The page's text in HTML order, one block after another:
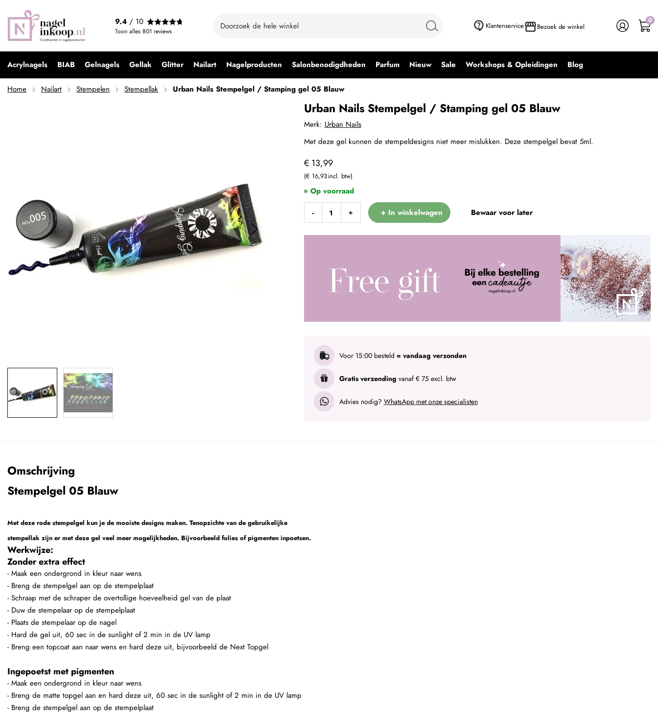
Klantenservice Bezoek de winkel
9.4 / 10
Toon alles 801 reviews
0
Acrylnagels BIAB Gelnagels Gellak Glitter Nailart Nagelproducten Salonbenodigdheden Parfum Nieuw Sale Workshops & Opleidingen Blog
Home Nailart Stempelen Stempellak Urban Nails Stempelgel / Stamping gel 05 Blauw
Urban Nails Stempelgel / Stamping gel 05 Blauw
€ 13,99
€ 16,93
Urban Nails Stempelgel / Stamping gel 05 Blauw
€ 13,99
+ In winkelwagen
- + + In winkelwagen Bewaar voor later
Merk: Urban Nails
Voor 15:00 besteld = vandaag verzonden
Gratis verzending vanaf € 75 excl. btw
Advies nodig? WhatsApp met onze specialisten
Op voorraad
Met deze gel kunnen de stempeldesigns niet meer mislukken. Deze stempelgel bevat 5ml.
Omschrijving
Stempelgel 05 Blauw
Met deze rode stempelgel kun je de mooiste designs maken. Tenopzichte van de gebruikelijke
stempellak zijn er met deze gel veel meer mogelijkheden. Bijvoorbeeld folies of pigmenten inpoetsen.
Werkwijze:
Zonder extra effect
- Maak een ondergrond in kleur naar wens
- Breng de stempelgel aan op de stempelplaat
- Schraap met de schraper de overtollige hoeveelheid gel van de plaat
- Duw de stempelaar op de stempelplaat
- Plaats de stempelaar op de nagel
- Hard de gel uit, 60 sec in de sunlight of 2 min in de UV lamp
- Breng een topcoat aan naar wens en hard deze uit, bijvoorbeeld de Next Topgel
Ingepoetst met pigmenten
- Maak een ondergrond in kleur naar wens
- Breng de matte topgel aan en hard deze uit, 60 sec in de sunlight of 2 min in de UV lamp
- Breng de stempelgel aan op de stempelplaat